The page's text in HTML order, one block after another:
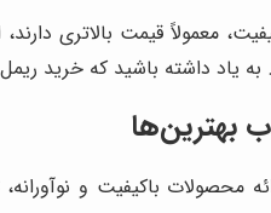
معمولاً قیمت بالاتری
یاد داشته باشید که خرید
بهترین‌ها
محصولات باکیفیت و